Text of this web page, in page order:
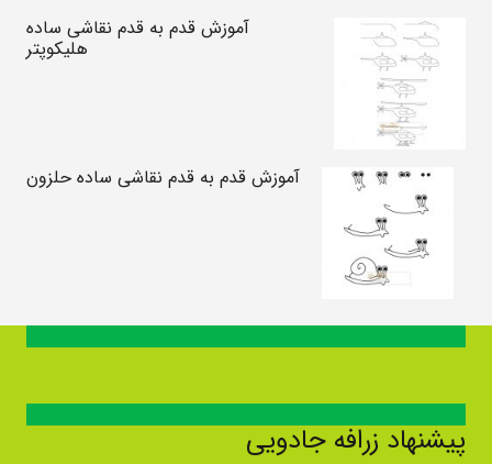
آموزش قدم به قدم نقاشی ساده
هلیکوپتر
آموزش قدم به قدم نقاشی ساده حلزون
پیشنهاد زرافه جادویی